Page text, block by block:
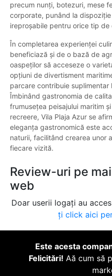
precum nunți, botezuri, mese
corporate, punând la
ireproșabile pentru orice tip de
În completarea experienței
beneficiază și de o bază de
oaspeților să acceseze o
opțiuni de divertisment
parcare contribuie suplimentar
Îmbinând gastronomia de
frumusețea peisajului maritim
recreere, Vila Plaja Azur se
eleganța gastronomică este
naturii, facilitând crearea unor
fiecare vizită.
Review-uri pe
web
Doar userii logați au
ți click aici
Este acesta
Felicitări! Aă cum să